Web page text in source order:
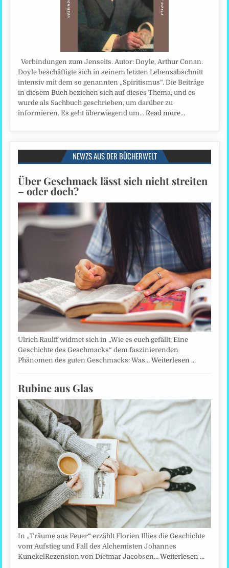
Verbindungen zum Jenseits. Autor: Doyle, Arthur Conan.
Doyle beschäftigte sich in seinem letzten Lebensabschnitt
intensiv mit dem so genannten „Spiritismus“. Die Beiträge
in diesem Buch beziehen sich auf dieses Thema, und es
wurde als Sachbuch geschrieben, um darüber zu
informieren. Es geht überwiegend um…Read more…
NEWZS AUS DER BÜCHERWELT
Über Geschmack lässt sich nicht streiten
– oder doch?
Ulrich Raulff widmet sich in „Wie es euch gefällt: Eine
Geschichte des Geschmacks“ dem faszinierenden
Phänomen des guten Geschmacks: Was…Weiterlesen …
Rubine aus Glas
In „Träume aus Feuer“ erzählt Florien Illies die Geschichte
vom Aufstieg und Fall des Alchemisten Johannes
KunckelRezension von Dietmar Jacobsen…Weiterlesen …